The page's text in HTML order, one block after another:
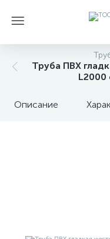
Труба ПВХ
L2000
Описание